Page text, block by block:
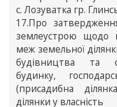
с. Лозуватка гр.
17.Про
землеустрою щодо
меж земельної
будівництва та
будинку,
(присадибна
ділянки у власність